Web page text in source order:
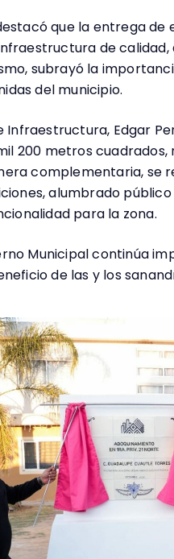
que la entrega
de
subrayó la
del municipio.
Edgar
200 metros
complementaria, se
alumbrado
para la zona.
Municipal continúa
de las y los